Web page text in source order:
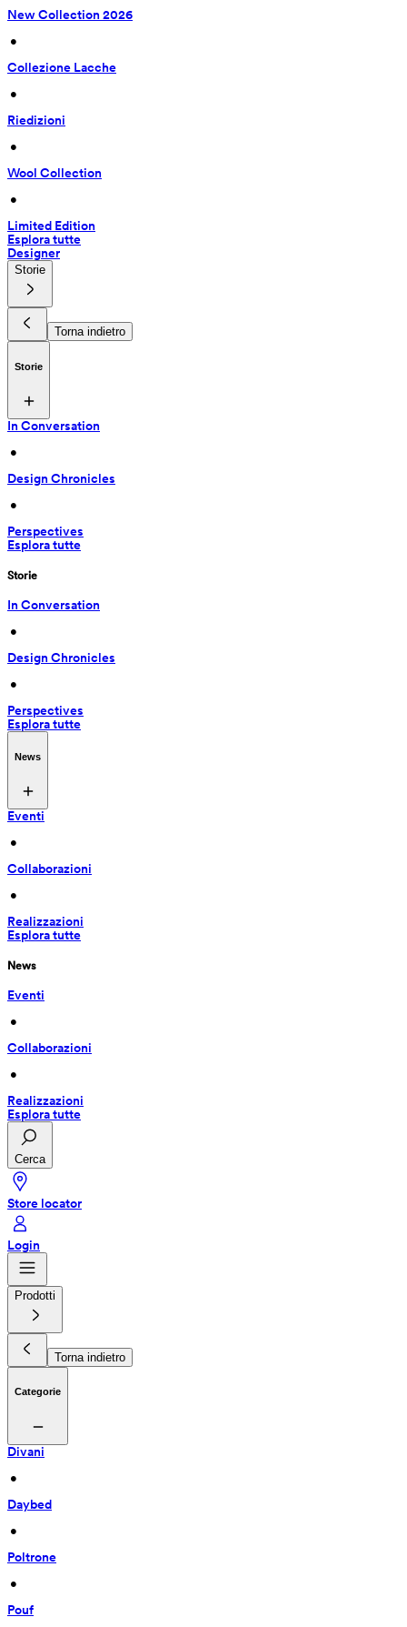
New Collection 2026
•
Collezione Lacche
•
Riedizioni
•
Wool Collection
•
Limited Edition
Esplora tutte
Designer
Storie
Torna indietro
Storie
In Conversation
•
Design Chronicles
•
Perspectives
Esplora tutte
Storie
In Conversation
•
Design Chronicles
•
Perspectives
Esplora tutte
News
Eventi
•
Collaborazioni
•
Realizzazioni
Esplora tutte
News
Eventi
•
Collaborazioni
•
Realizzazioni
Esplora tutte
Cerca
Store locator
Login
Prodotti
Torna indietro
Categorie
Divani
•
Daybed
•
Poltrone
•
Pouf